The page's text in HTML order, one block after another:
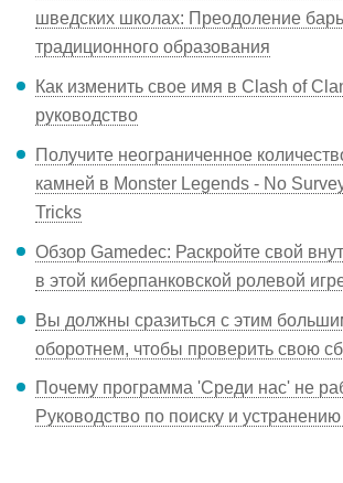
шведских школах: Преодоление
традиционного образования
Как изменить свое имя в Clash of
руководство
Получите неограниченное
камней в Monster Legends - No
Tricks
Обзор Gamedec: Раскройте свой
в этой киберпанковской ролевой
Вы должны сразиться с этим
оборотнем, чтобы проверить свою
Почему программа 'Среди нас' не
Руководство по поиску и